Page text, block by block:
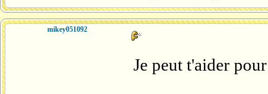
mikey051092
Je peut t'aider